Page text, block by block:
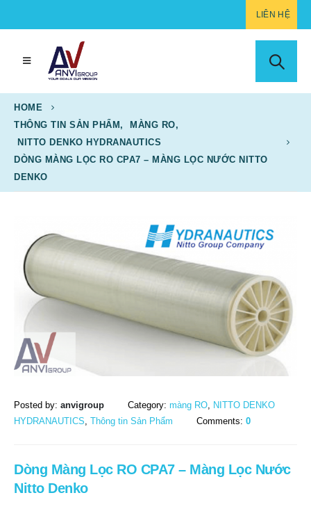
LIÊN HỆ
HOME
THÔNG TIN SẢN PHẨM , MÀNG RO,
NITTO DENKO HYDRANAUTICS
DÒNG MÀNG LỌC RO CPA7 – MÀNG LỌC NƯỚC NITTO
DENKO
Posted by: anvigroup Category: màng RO NITTO DENKO
HYDRANAUTICS Thông tin Sản Phẩm Comments: 0
Dòng Màng Lọc RO CPA7 – Màng Lọc Nước
Nitto Denko